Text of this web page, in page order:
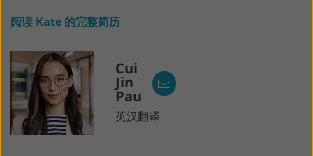
阅读 Kate 的完整简历
Cui
Jin
Pau
英汉翻译